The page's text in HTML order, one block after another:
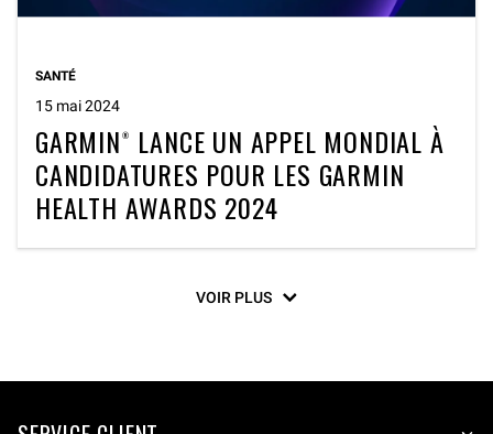
SANTÉ
15 mai 2024
GARMIN® LANCE UN APPEL MONDIAL À
CANDIDATURES POUR LES GARMIN
HEALTH AWARDS 2024
VOIR PLUS